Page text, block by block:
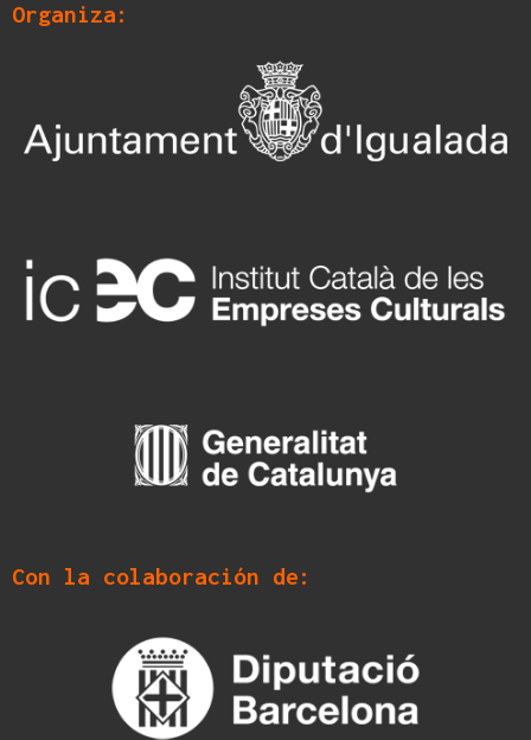
Organiza:
Con la colaboración de: